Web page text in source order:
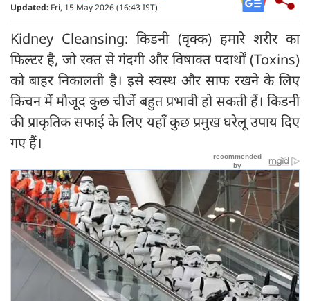
Updated: Fri, 15 May 2026 (16:43 IST)
Kidney Cleansing: किडनी (वृक्क) हमारे शरीर का
फिल्टर है, जो रक्त से गंदगी और विषाक्त पदार्थों (Toxins)
को बाहर निकालती है। इसे स्वस्थ और साफ रखने के लिए
किचन में मौजूद कुछ चीजें बहुत प्रभावी हो सकती हैं। किडनी
की प्राकृतिक सफाई के लिए यहाँ कुछ प्रमुख घरेलू उपाय दिए
गए हैं।